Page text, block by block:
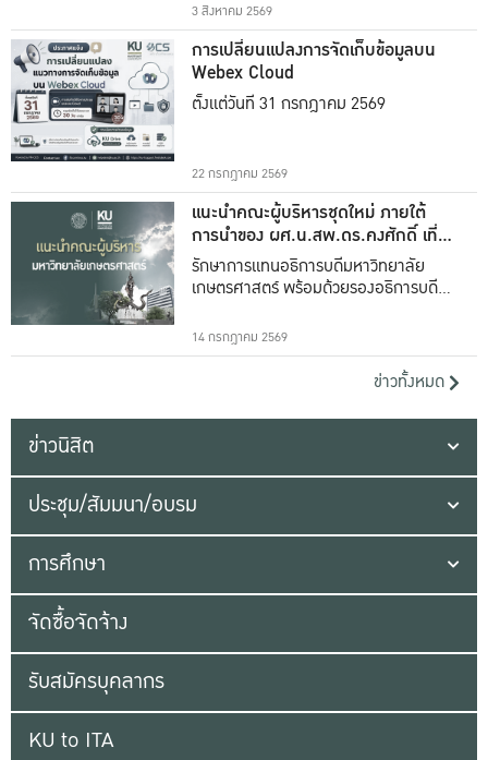
3 สิงหาคม 2569
การเปลี่ยนแปลงการจัดเก็บข้อมูลบน
Webex Cloud
ตั้งแต่วันที่ 31 กรกฎาคม 2569
22 กรกฎาคม 2569
แนะนำคณะผู้บริหารชุดใหม่ ภายใต้
การนำของ ผศ.น.สพ.ดร.คงศักดิ์ เที่ยง
ธรรม
รักษาการแทนอธิการบดีมหาวิทยาลัย
เกษตรศาสตร์ พร้อมด้วยรองอธิการบดีทั้ง
14 กรกฎาคม 2569
ข่าวทั้งหมด
ข่าวนิสิต
ประชุม/สัมมนา/อบรม
การศึกษา
จัดซื้อจัดจ้าง
รับสมัครบุคลากร
KU to ITA